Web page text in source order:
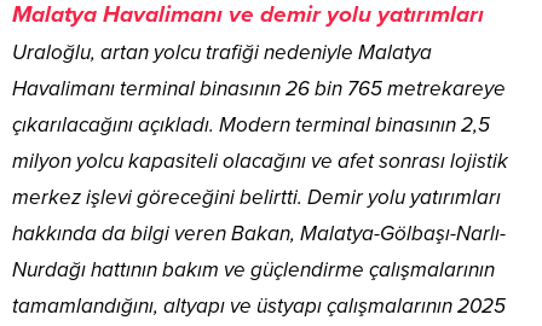
Malatya Havalimanı ve demir yolu yatırımları
Uraloğlu, artan yolcu trafiği nedeniyle Malatya
Havalimanı terminal binasının 26 bin 765 metrekareye
çıkarılacağını açıkladı. Modern terminal binasının 2,5
milyon yolcu kapasiteli olacağını ve afet sonrası lojistik
merkez işlevi göreceğini belirtti. Demir yolu yatırımları
hakkında da bilgi veren Bakan, Malatya-Gölbaşı-Narlı-
Nurdağı hattının bakım ve güçlendirme çalışmalarının
tamamlandığını, altyapı ve üstyapı çalışmalarının 2025